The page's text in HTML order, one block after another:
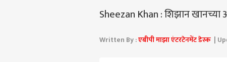
Sheezan Khan : शिझान
Written By :एबीपी माझा एंटरटेनमेंट डेस्क |